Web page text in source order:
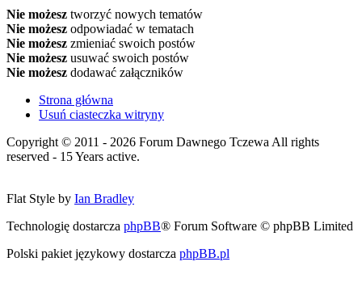
Nie możesz tworzyć nowych tematów
Nie możesz odpowiadać w tematach
Nie możesz zmieniać swoich postów
Nie możesz usuwać swoich postów
Nie możesz dodawać załączników
Strona główna
Usuń ciasteczka witryny
Copyright © 2011 - 2026 Forum Dawnego Tczewa All rights
reserved - 15 Years active.
Flat Style by Ian Bradley
Technologię dostarcza phpBB® Forum Software © phpBB Limited
Polski pakiet językowy dostarcza phpBB.pl